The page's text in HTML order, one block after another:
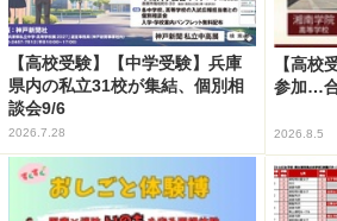
【高校受験】【中学受験】兵庫
県内の私立31校が集結、個別相
談会9/6
2026.7.28
【高校
参加…
2026.8.5